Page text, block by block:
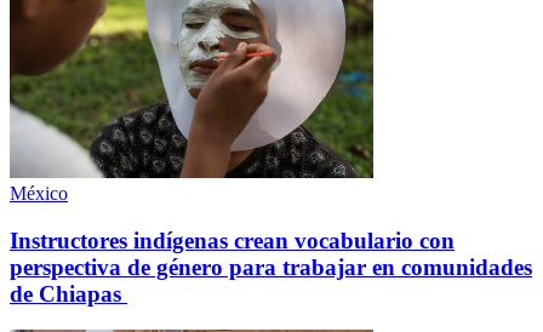
México
Instructores indígenas crean vocabulario con
perspectiva de género para trabajar en comunidades
de Chiapas